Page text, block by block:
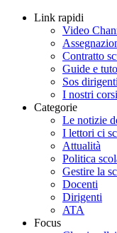
Link rapidi
Video
Contratto
Guide e
Sos dirigenti
I nostri corsi
Categorie
Le notizie
I lettori ci
Attualità
Politica
Gestire la
Docenti
Dirigenti
ATA
Focus